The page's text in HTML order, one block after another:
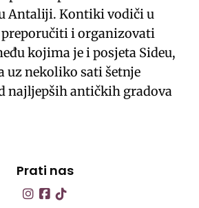
Antaliji. Kontiki vodiči u
i organizovati
kojima je i posjeta Sideu,
uz nekoliko sati šetnje
najljepših antičkih gradova
Prati nas